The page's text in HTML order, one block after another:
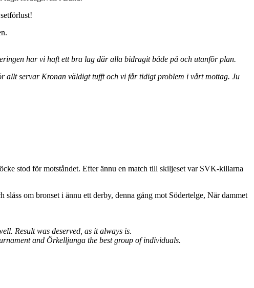
har vi haft ett bra lag där alla bidragit både på och utanför plan.
allt servar Kronan väldigt tufft och vi får tidigt problem i vårt mottag. Ju
stod för motståndet. Efter ännu en match till skiljeset var SVK-killarna
om bronset i ännu ett derby, denna gång mot Södertelge, När dammet
Result was deserved, as it always is.
and Örkelljunga the best group of individuals.